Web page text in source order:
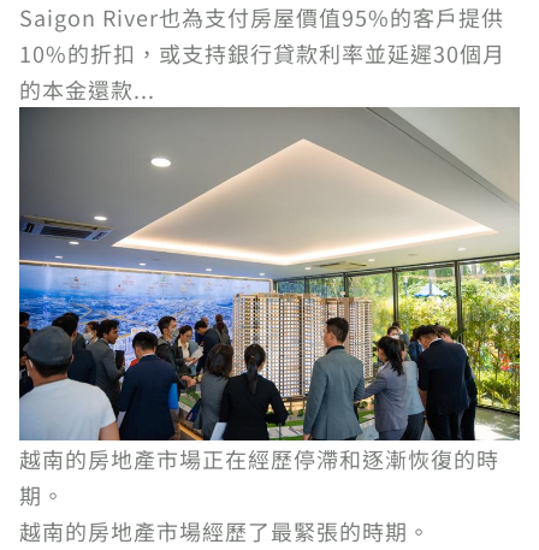
Saigon River也為支付房屋價值95%的客戶提供
10%的折扣，或支持銀行貸款利率並延遲30個月
的本金還款...
越南的房地產市場正在經歷停滯和逐漸恢復的時
期。
越南的房地產市場經歷了最緊張的時期。